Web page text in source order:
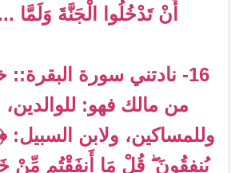
أَنْ تَدْخُلُوا الْجَنَّةَ وَلَمَّا ...﴾
16- نادتني سورة
من مالك فهو: للوالدين،
وللمساكين، ولابن السبيل:
يُنفِقُونَ ۖ قُلْ مَا أَنفَقْتُم مِّنْ